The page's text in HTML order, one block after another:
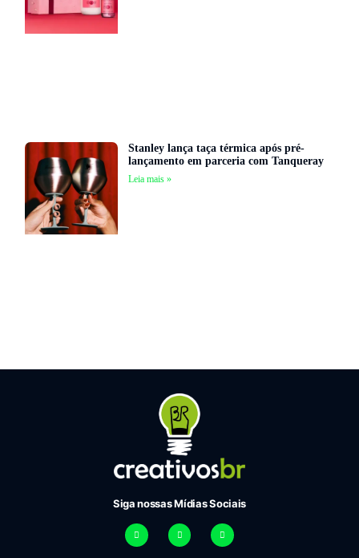
Stanley lança taça térmica após pré-
lançamento em parceria com Tanqueray
Leia mais »
Siga nossas Mídias Sociais